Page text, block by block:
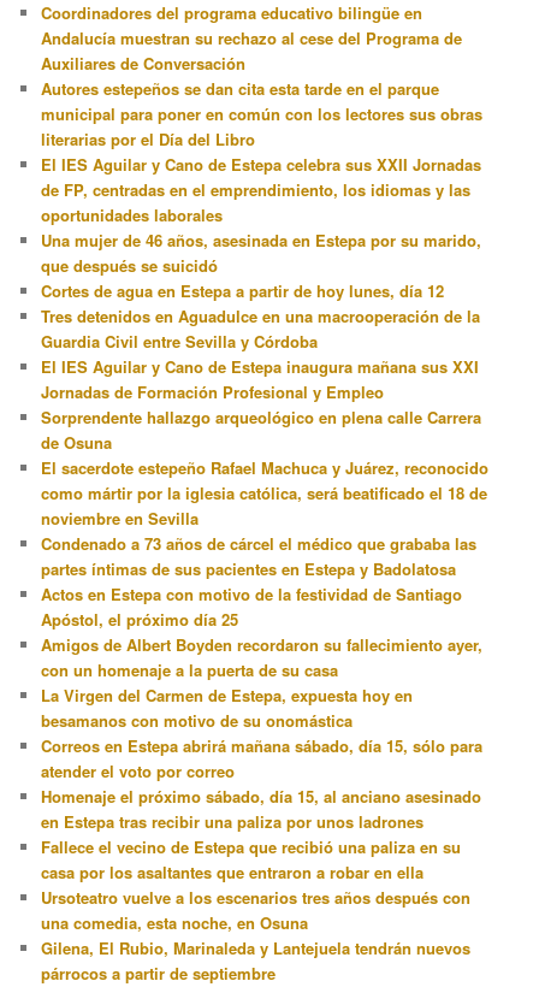
Coordinadores del programa educativo bilingüe en
Andalucía muestran su rechazo al cese del Programa de
Auxiliares de Conversación
Autores estepeños se dan cita esta tarde en el parque
municipal para poner en común con los lectores sus obras
literarias por el Día del Libro
El IES Aguilar y Cano de Estepa celebra sus XXII Jornadas
de FP, centradas en el emprendimiento, los idiomas y las
oportunidades laborales
Una mujer de 46 años, asesinada en Estepa por su marido,
que después se suicidó
Cortes de agua en Estepa a partir de hoy lunes, día 12
Tres detenidos en Aguadulce en una macrooperación de la
Guardia Civil entre Sevilla y Córdoba
El IES Aguilar y Cano de Estepa inaugura mañana sus XXI
Jornadas de Formación Profesional y Empleo
Sorprendente hallazgo arqueológico en plena calle Carrera
de Osuna
El sacerdote estepeño Rafael Machuca y Juárez, reconocido
como mártir por la iglesia católica, será beatificado el 18 de
noviembre en Sevilla
Condenado a 73 años de cárcel el médico que grababa las
partes íntimas de sus pacientes en Estepa y Badolatosa
Actos en Estepa con motivo de la festividad de Santiago
Apóstol, el próximo día 25
Amigos de Albert Boyden recordaron su fallecimiento ayer,
con un homenaje a la puerta de su casa
La Virgen del Carmen de Estepa, expuesta hoy en
besamanos con motivo de su onomástica
Correos en Estepa abrirá mañana sábado, día 15, sólo para
atender el voto por correo
Homenaje el próximo sábado, día 15, al anciano asesinado
en Estepa tras recibir una paliza por unos ladrones
Fallece el vecino de Estepa que recibió una paliza en su
casa por los asaltantes que entraron a robar en ella
Ursoteatro vuelve a los escenarios tres años después con
una comedia, esta noche, en Osuna
Gilena, El Rubio, Marinaleda y Lantejuela tendrán nuevos
párrocos a partir de septiembre